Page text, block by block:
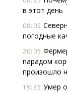
в этот день
08:05
погодные
20:05
парадом
произошло
19:35 Умер